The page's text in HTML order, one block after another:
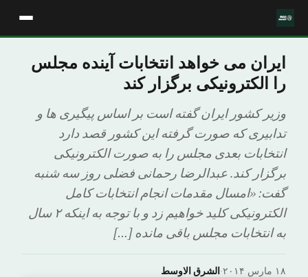
ایران می خواهد انتخابات آینده مجلس
را الکترونیکی برگزار کند
وزیر کشور ایران گفته است بر اساس پیگیری ها و
تدابیری که صورت گرفته این کشور قصد دارد
انتخابات بعدی مجلس را به صورت الکترونیکی
برگزار کند. عبدالرضا رحمانی فضلی روز سه شنبه
گفت: «امسال مقدمات انجام انتخابات کامل
الکترونیکی کلید خواهیم زد و با توجه به اینکه ۲ سال
به انتخابات مجلس باقی مانده […]
الشرق الاوسط· ۱۸ مارس ۲۰۱۴